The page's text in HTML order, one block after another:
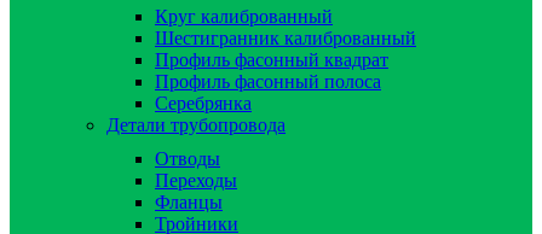
Круг калиброванный
Шестигранник калиброванный
Профиль фасонный квадрат
Профиль фасонный полоса
Серебрянка
Детали трубопровода
Отводы
Переходы
Фланцы
Тройники